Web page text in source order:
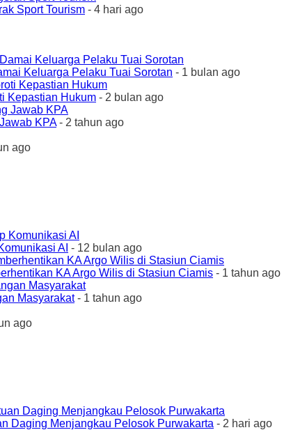
Sport Tourism - 4 hari ago
Keluarga Pelaku Tuai Sorotan - 1 bulan ago
Kepastian Hukum - 2 bulan ago
KPA- 2 tahun ago
ago
AI - 12 bulan ago
KA Argo Wilis di Stasiun Ciamis - 1 tahun ago
Masyarakat- 1 tahun ago
ago
Daging Menjangkau Pelosok Purwakarta - 2 hari ago